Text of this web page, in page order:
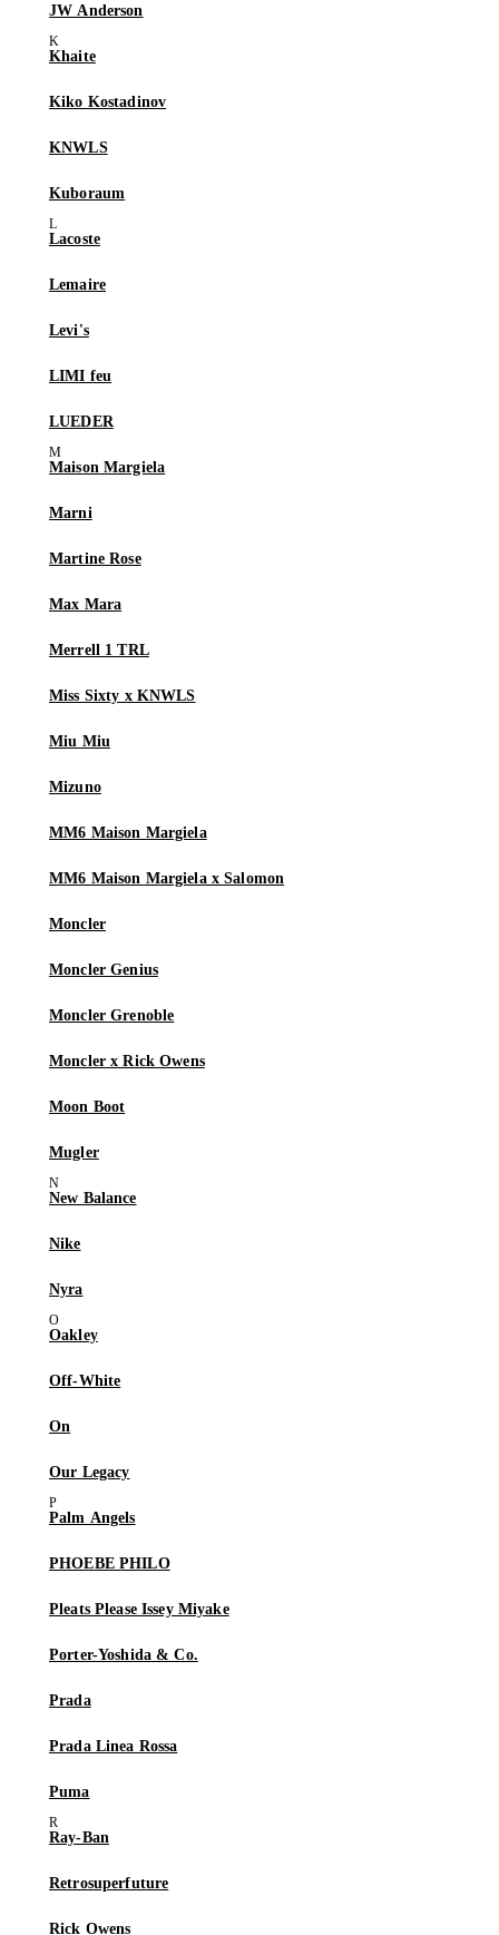
JW Anderson
Khaite
Kiko Kostadinov
KNWLS
Kuboraum
Lacoste
Lemaire
Levi's
LIMI feu
LUEDER
Maison Margiela
Marni
Martine Rose
Max Mara
Merrell 1 TRL
Miss Sixty x KNWLS
Miu Miu
Mizuno
MM6 Maison Margiela
MM6 Maison Margiela x Salomon
Moncler
Moncler Genius
Moncler Grenoble
Moncler x Rick Owens
Moon Boot
Mugler
New Balance
Nike
Nyra
Oakley
Off-White
On
Our Legacy
Palm Angels
PHOEBE PHILO
Pleats Please Issey Miyake
Porter-Yoshida & Co.
Prada
Prada Linea Rossa
Puma
Ray-Ban
Retrosuperfuture
Rick Owens